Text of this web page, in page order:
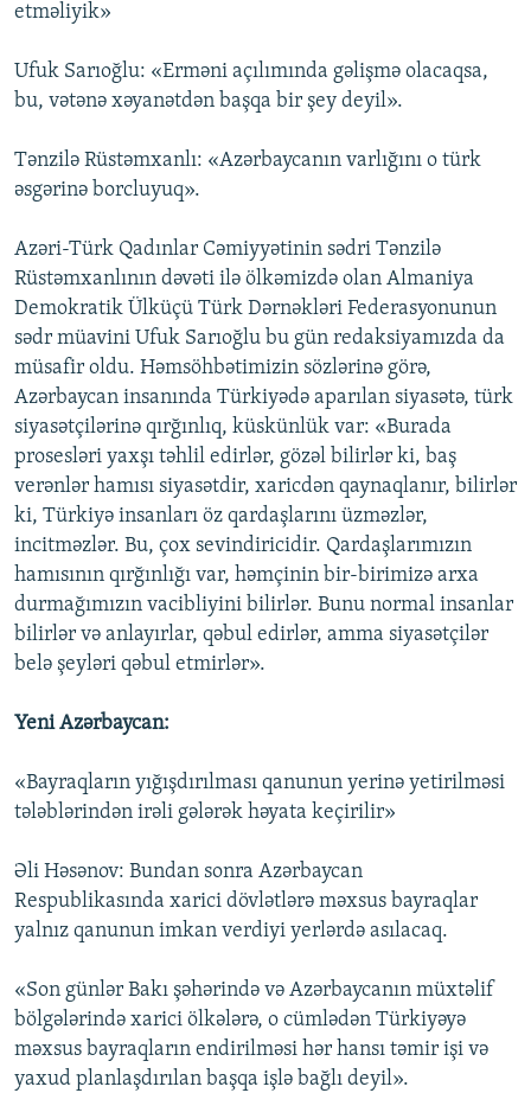
etməliyik»
Ufuk Sarıoğlu: «Erməni açılımında gəlişmə olacaqsa,
bu, vətənə xəyanətdən başqa bir şey deyil».
Tənzilə Rüstəmxanlı: «Azərbaycanın varlığını o türk
əsgərinə borcluyuq».
Azəri-Türk Qadınlar Cəmiyyətinin sədri Tənzilə
Rüstəmxanlının dəvəti ilə ölkəmizdə olan Almaniya
Demokratik Ülküçü Türk Dərnəkləri Federasyonunun
sədr müavini Ufuk Sarıoğlu bu gün redaksiyamızda da
müsafir oldu. Həmsöhbətimizin sözlərinə görə,
Azərbaycan insanında Türkiyədə aparılan siyasətə, türk
siyasətçilərinə qırğınlıq, küskünlük var: «Burada
prosesləri yaxşı təhlil edirlər, gözəl bilirlər ki, baş
verənlər hamısı siyasətdir, xaricdən qaynaqlanır, bilirlər
ki, Türkiyə insanları öz qardaşlarını üzməzlər,
incitməzlər. Bu, çox sevindiricidir. Qardaşlarımızın
hamısının qırğınlığı var, həmçinin bir-birimizə arxa
durmağımızın vacibliyini bilirlər. Bunu normal insanlar
bilirlər və anlayırlar, qəbul edirlər, amma siyasətçilər
belə şeyləri qəbul etmirlər».
Yeni Azərbaycan:
«Bayraqların yığışdırılması qanunun yerinə yetirilməsi
tələblərindən irəli gələrək həyata keçirilir»
Əli Həsənov: Bundan sonra Azərbaycan
Respublikasında xarici dövlətlərə məxsus bayraqlar
yalnız qanunun imkan verdiyi yerlərdə asılacaq.
«Son günlər Bakı şəhərində və Azərbaycanın müxtəlif
bölgələrində xarici ölkələrə, o cümlədən Türkiyəyə
məxsus bayraqların endirilməsi hər hansı təmir işi və
yaxud planlaşdırılan başqa işlə bağlı deyil».